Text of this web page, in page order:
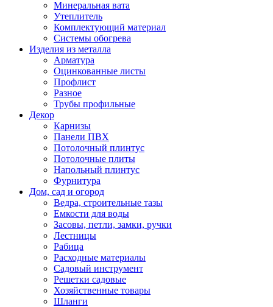
Минеральная вата
Утеплитель
Комплектующий материал
Системы обогрева
Изделия из металла
Арматура
Оцинкованные листы
Профлист
Разное
Трубы профильные
Декор
Карнизы
Панели ПВХ
Потолочный плинтус
Потолочные плиты
Напольный плинтус
Фурнитура
Дом, сад и огород
Ведра, строительные тазы
Емкости для воды
Засовы, петли, замки, ручки
Лестницы
Рабица
Расходные материалы
Садовый инструмент
Решетки садовые
Хозяйственные товары
Шланги